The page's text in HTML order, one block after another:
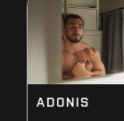
ADONIS